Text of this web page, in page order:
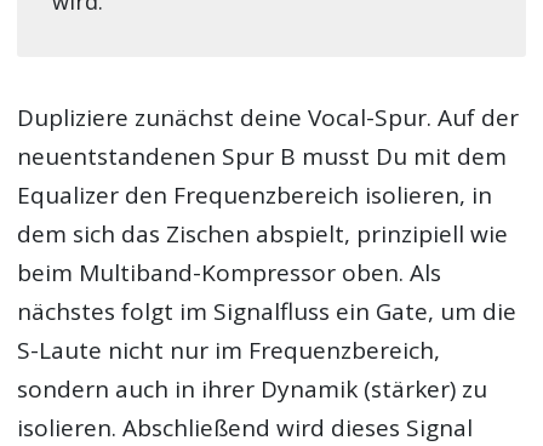
Dupliziere zunächst deine Vocal-Spur. Auf der
neuentstandenen Spur B musst Du mit dem
Equalizer den Frequenzbereich isolieren, in
dem sich das Zischen abspielt, prinzipiell wie
beim Multiband-Kompressor oben. Als
nächstes folgt im Signalfluss ein Gate, um die
S-Laute nicht nur im Frequenzbereich,
sondern auch in ihrer Dynamik (stärker) zu
isolieren. Abschließend wird dieses Signal